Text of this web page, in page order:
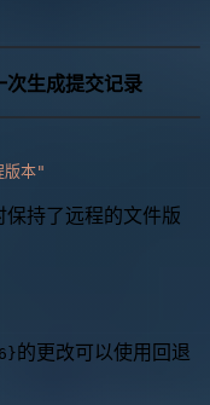
次生成提交记录
版本"
保持了远程的文件版
的更改可以使用回退